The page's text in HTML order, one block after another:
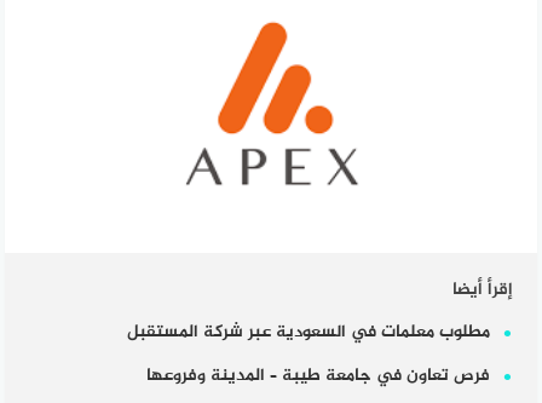
إقرأ أيضا
مطلوب معلمات في السعودية عبر شركة المستقبل
فرص تعاون في جامعة طيبة – المدينة وفروعها